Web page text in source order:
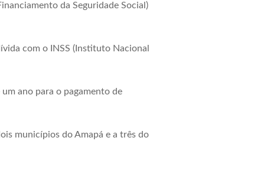
da Seguridade Social)
com o INSS (Instituto Nacional
ano para o pagamento de
municípios do Amapá e a três do